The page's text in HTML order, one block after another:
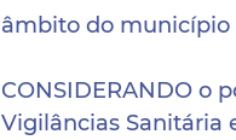
âmbito do município
CONSIDERANDO o
Vigilâncias Sanitária